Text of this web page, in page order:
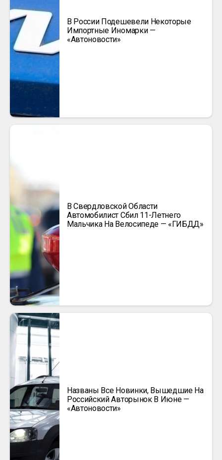
В России Подешевели Некоторые
Импортные Иномарки —
«Автоновости»
В Свердловской Области
Автомобилист Сбил 11-Летнего
Мальчика На Велосипеде — «ГИБДД»
Названы Все Новинки, Вышедшие На
Российский Авторынок В Июне —
«Автоновости»